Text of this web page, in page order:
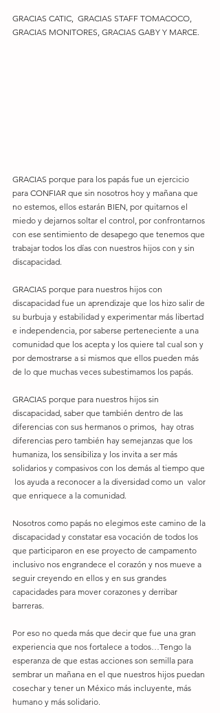
GRACIAS CATIC,  GRACIAS STAFF TOMACOCO,
GRACIAS MONITORES, GRACIAS GABY Y MARCE.
GRACIAS porque para los papás fue un ejercicio
para CONFIAR que sin nosotros hoy y mañana que
no estemos, ellos estarán BIEN, por quitarnos el
miedo y dejarnos soltar el control, por confrontarnos
con ese sentimiento de desapego que tenemos que
trabajar todos los días con nuestros hijos con y sin
discapacidad.
GRACIAS porque para nuestros hijos con
discapacidad fue un aprendizaje que los hizo salir de
su burbuja y estabilidad y experimentar más libertad
e independencia, por saberse perteneciente a una
comunidad que los acepta y los quiere tal cual son y
por demostrarse a si mismos que ellos pueden más
de lo que muchas veces subestimamos los papás.
GRACIAS porque para nuestros hijos sin
discapacidad, saber que también dentro de las
diferencias con sus hermanos o primos,  hay otras
diferencias pero también hay semejanzas que los
humaniza, los sensibiliza y los invita a ser más
solidarios y compasivos con los demás al tiempo que
los ayuda a reconocer a la diversidad como un  valor
que enriquece a la comunidad.
Nosotros como papás no elegimos este camino de la
discapacidad y constatar esa vocación de todos los
que participaron en ese proyecto de campamento
inclusivo nos engrandece el corazón y nos mueve a
seguir creyendo en ellos y en sus grandes
capacidades para mover corazones y derribar
barreras.
Por eso no queda más que decir que fue una gran
experiencia que nos fortalece a todos…Tengo la
esperanza de que estas acciones son semilla para
sembrar un mañana en el que nuestros hijos puedan
cosechar y tener un México más incluyente, más
humano y más solidario.